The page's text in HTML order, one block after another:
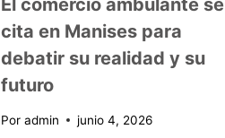
El comercio ambulante se
cita en Manises para
debatir su realidad y su
futuro
Por admin junio 4, 2026